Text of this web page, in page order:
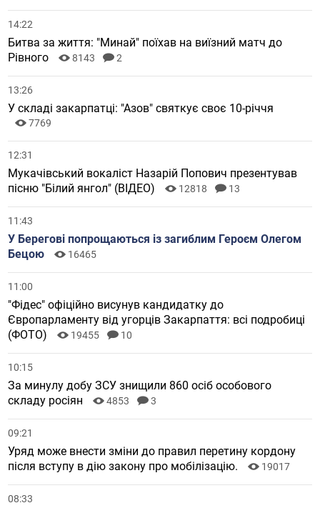
14:22
Битва за життя: "Минай" поїхав на виїзний матч до
Рівного
8143 2
13:26
У складі закарпатці: "Азов" святкує своє 10-річчя
7769
12:31
Мукачівський вокаліст Назарій Попович презентував
пісню "Білий янгол" (ВІДЕО)
12818 13
11:43
У Берегові попрощаються із загиблим Героєм Олегом
Бецою
16465
11:00
"Фідес" офіційно висунув кандидатку до
Європарламенту від угорців Закарпаття: всі подробиці
(ФОТО)
19455 10
10:15
За минулу добу ЗСУ знищили 860 осіб особового
складу росіян
4853 3
09:21
Уряд може внести зміни до правил перетину кордону
після вступу в дію закону про мобілізацію.
19017
08:33